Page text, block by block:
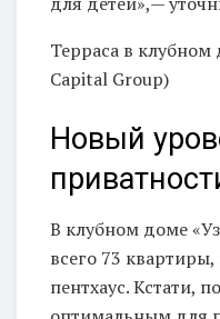
Терраса в
Capital Group)
Новый
В клубном доме
всего 73
пентхаус. Кстати,